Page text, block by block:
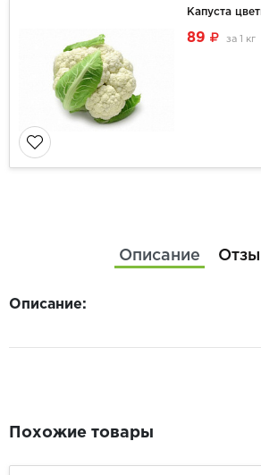
Капуста
89 за 1 кг
Описание
Описание:
Похожие товары